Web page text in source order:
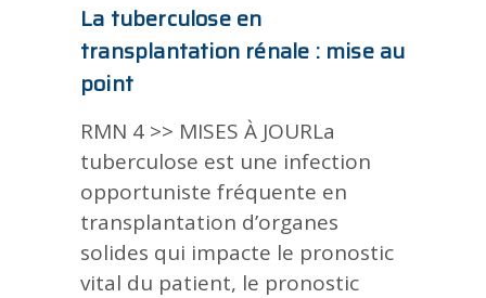
La tuberculose en
transplantation rénale : mise au
point
RMN 4 >> MISES À JOURLa
tuberculose est une infection
opportuniste fréquente en
transplantation d’organes
solides qui impacte le pronostic
vital du patient, le pronostic